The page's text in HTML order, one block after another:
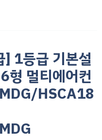
1등급 기본설
형 멀티에어컨
HSCA18